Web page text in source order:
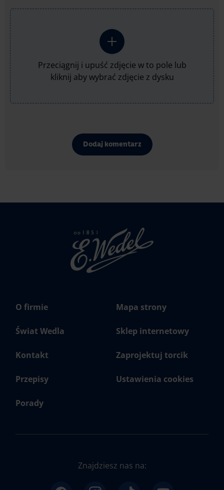
Przeciągnij i upuść zdjęcie w to pole lub
kliknij aby wybrać zdjęcie z dysku
Dodaj komentarz
Strona
głowna
Wedel.pl
O firmie
Świat Wedla
Kontakt
Przepisy
Porady
Mapa strony
Sklep internetowy
Zaprojektuj torcik
Ustawienia cookies
Znajdziesz nas na: